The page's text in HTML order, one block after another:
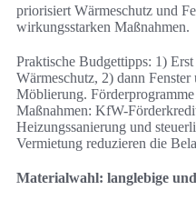
priorisiert Wärmeschutz und
wirkungsstarken Maßnahmen.
Praktische Budgettipps: 1)
Wärmeschutz, 2) dann
Möblierung.
Maßnahmen: KfW-
Heizungssanierung und
Vermietung reduzieren die
Materialwahl: langlebige